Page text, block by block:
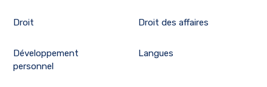
Droit Droit des affaires
Développement
personnel
Langues